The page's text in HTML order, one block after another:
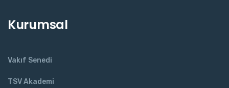
Kurumsal
Vakıf Senedi
TSV Akademi